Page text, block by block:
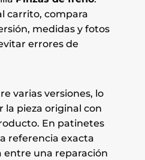
carrito, compara
medidas y fotos
errores de
varias versiones, lo
la pieza original con
En patinetes
referencia exacta
entre una reparación